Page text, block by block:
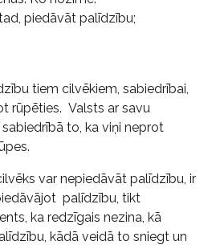
piedāvāt palīdzību;
tiem cilvēkiem, sabiedrībai,
rūpēties. Valsts ar savu
to, ka viņi neprot
var nepiedāvāt palīdzību, ir
palīdzību, tikt
ka redzīgais nezina, kā
kādā veidā to sniegt un